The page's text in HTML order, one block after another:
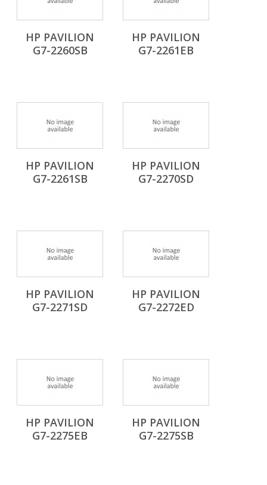
HP PAVILION
G7-2260SB
HP PAVILION
G7-2261EB
HP PAVILION
G7-2261SB
HP PAVILION
G7-2270SD
HP PAVILION
G7-2271SD
HP PAVILION
G7-2272ED
HP PAVILION
G7-2275EB
HP PAVILION
G7-2275SB